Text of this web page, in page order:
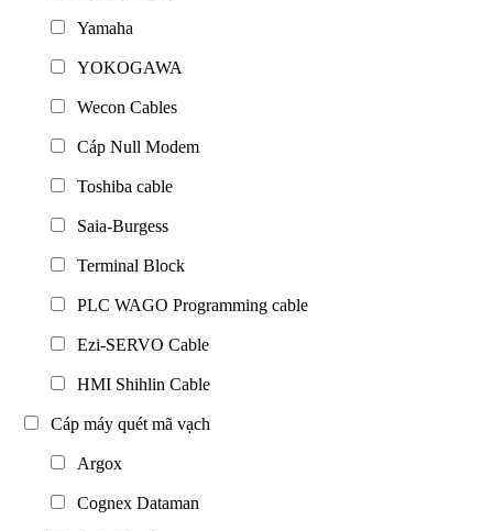
Yamaha
YOKOGAWA
Wecon Cables
Cáp Null Modem
Toshiba cable
Saia-Burgess
Terminal Block
PLC WAGO Programming cable
Ezi-SERVO Cable
HMI Shihlin Cable
Cáp máy quét mã vạch
Argox
Cognex Dataman